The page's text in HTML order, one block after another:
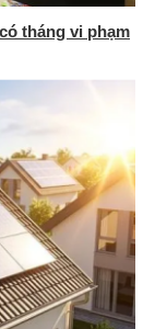
tháng vi phạm